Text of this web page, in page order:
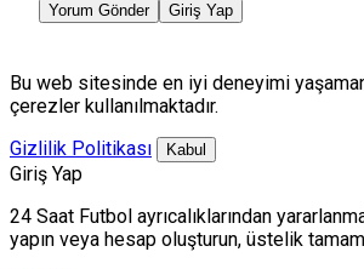
Yorum Gönder Giriş Yap
Bu web sitesinde en iyi deneyimi
çerezler kullanılmaktadır.
Gizlilik Politikası
Kabul
Giriş Yap
24 Saat Futbol ayrıcalıklarından
yapın veya hesap oluşturun, üstelik